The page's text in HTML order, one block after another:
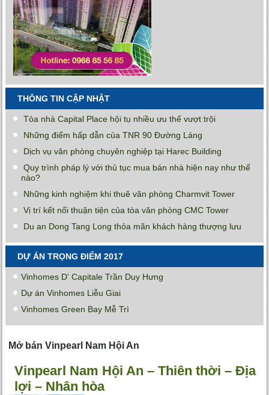
THÔNG TIN CẬP NHẬT
Tòa nhà Capital Place hội tụ nhiều ưu thế vượt trội
Những điểm hấp dẫn của TNR 90 Đường Láng
Dịch vụ văn phòng chuyên nghiệp tại Harec Building
Quy trình pháp lý với thủ tục mua bán nhà hiện nay như thế
nào?
Những kinh nghiệm khi thuê văn phòng Charmvit Tower
Vị trí kết nối thuận tiện của tòa văn phòng CMC Tower
Du an Dong Tang Long thỏa mãn khách hàng thượng lưu
DỰ ÁN TRỌNG ĐIỂM 2017
Vinhomes D' Capitale Trần Duy Hưng
Dự án Vinhomes Liễu Giai
Vinhomes Green Bay Mễ Trì
Mở bán Vinpearl Nam Hội An
Vinpearl Nam Hội An – Thiên thời – Địa
lợi – Nhân hòa